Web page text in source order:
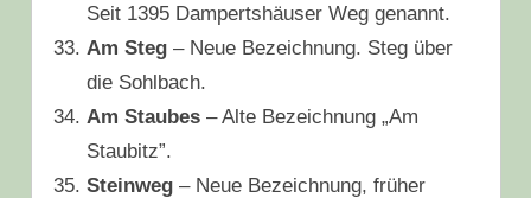
Seit 1395 Dampertshäuser Weg genannt.
Am Steg– Neue Bezeichnung. Steg über
die Sohlbach.
Am Staubes – Alte Bezeichnung „Am
Staubitz”.
Steinweg– Neue Bezeichnung, früher